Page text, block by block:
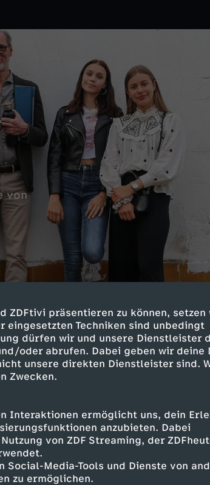
ZDFtivi präsentieren zu können, setzen
eingesetzten Techniken sind unbedingt
dürfen wir und unsere Dienstleister
oder abrufen. Dabei geben wir deine
unsere direkten Dienstleister sind.
Zwecken.
Interaktionen ermöglicht uns, dein
anzubieten. Dabei
von ZDF Streaming, der
Social-Media-Tools und Dienste von
zu ermöglichen.
von
in ihrem Alter versucht hat, aus
Gitter musste. In einer Zelle
Mädels machen sich Gedanken